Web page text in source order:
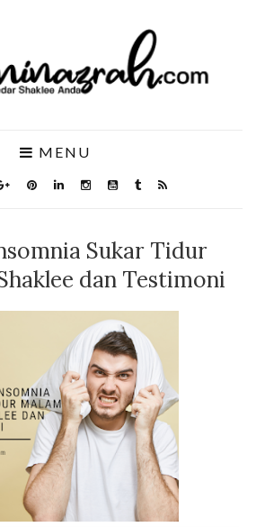
MENU
Sukar Tidur
dan Testimoni